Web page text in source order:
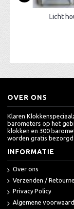
Licht
OVER ONS
Klaren
barometers op het
klokken en 300
worden gratis bezorgd
INFORMATIE
Over ons
Verzenden /
Privacy Policy
Algemene